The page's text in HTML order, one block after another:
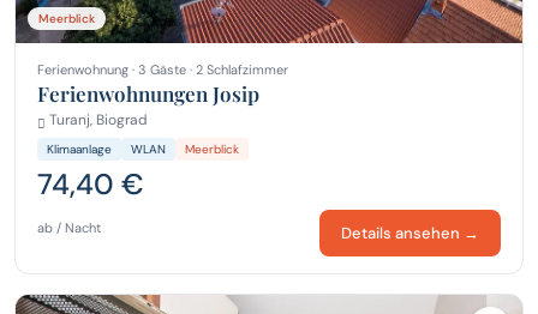
Meerblick
Ferienwohnung · 3 Gäste · 2 Schlafzimmer
Ferienwohnungen Josip
Turanj, Biograd
Klimaanlage WLAN Meerblick
74,40 €
ab / Nacht Details ansehen →